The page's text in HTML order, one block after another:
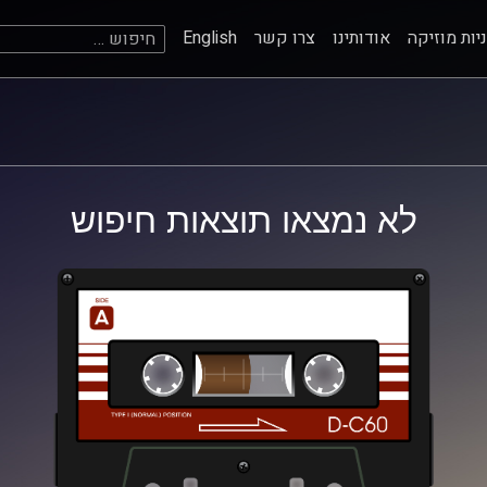
מוזיקה אודותינו צרו קשר English חיפוש:
לא נמצאו תוצאות חיפוש